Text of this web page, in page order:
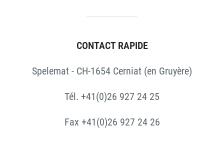
CONTACT RAPIDE
Spelemat - CH-1654 Cerniat (en Gruyère)
Tél. +41(0)26 927 24 25
Fax +41(0)26 927 24 26